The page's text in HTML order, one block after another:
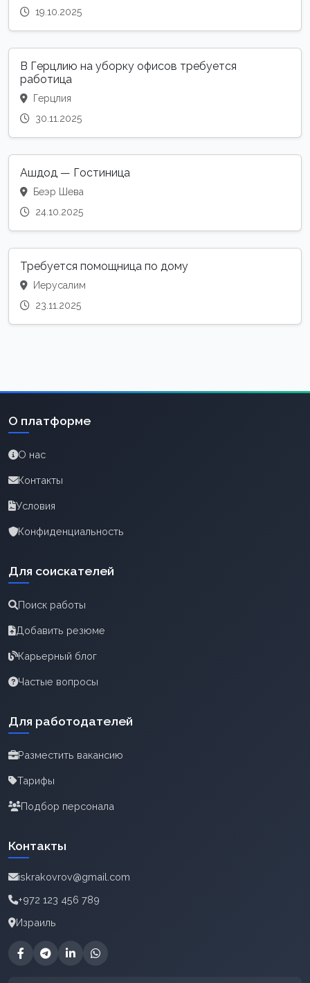
19.10.2025
В Герцлию на уборку офисов требуется
работица
Герцлия
30.11.2025
Ашдод — Гостиница
Беэр Шева
24.10.2025
Требуется помощница по дому
Иерусалим
23.11.2025
О платформе
О нас
Контакты
Условия
Конфиденциальность
Для соискателей
Поиск работы
Добавить резюме
Карьерный блог
Частые вопросы
Для работодателей
Разместить вакансию
Тарифы
Подбор персонала
Контакты
iskrakovrov@gmail.com
+972 123 456 789
Израиль